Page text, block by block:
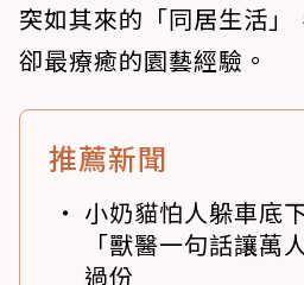
突如其來的「同居生活」
卻最療癒的園藝經驗。
推薦新聞
小奶貓怕人躲車底
「獸醫一句話讓萬
過份